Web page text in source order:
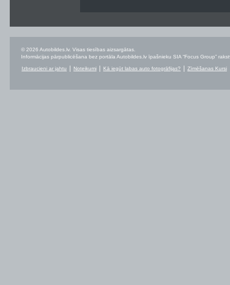
© 2026 Autobildes.lv. Visas tiesības aizsargātas.
Informācijas pārpublicēšana bez portāla Autobildes.lv īpašnieku SIA “Focus Group”
Izbraucieni ar jahtu Noteikumi Kā iegūt labas auto fotogrāfijas? Zīmēšanas Kursi